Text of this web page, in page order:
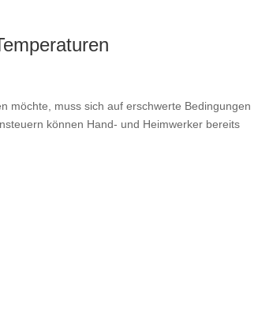
möchte, muss sich auf erschwerte Bedingungen
können Hand- und Heimwerker bereits